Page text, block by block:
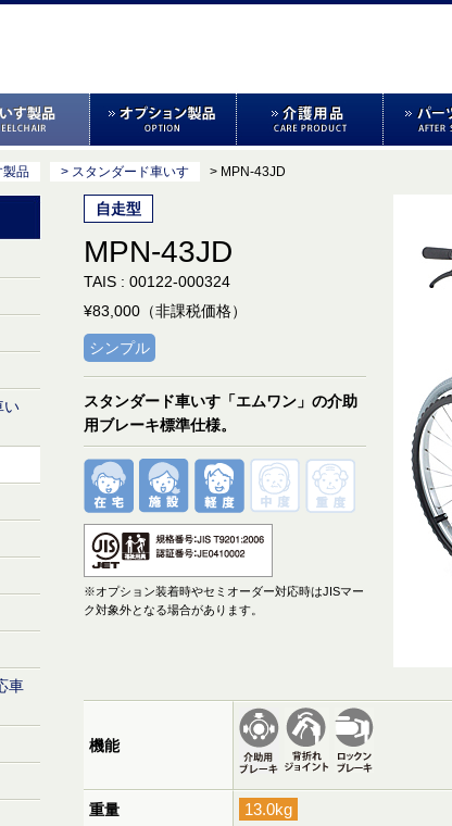
製品 > スタンダード車いす > MPN-43JD
自走型
MPN-43JD
TAIS : 00122-000324
¥83,000（非課税価格）
シンプル
スタンダード車いす「エムワン」の介助
用ブレーキ標準仕様。
※オプション装着時やセミオーダー対応時はJISマー
ク対象外となる場合があります。
機能
重量 13.0kg
い
車